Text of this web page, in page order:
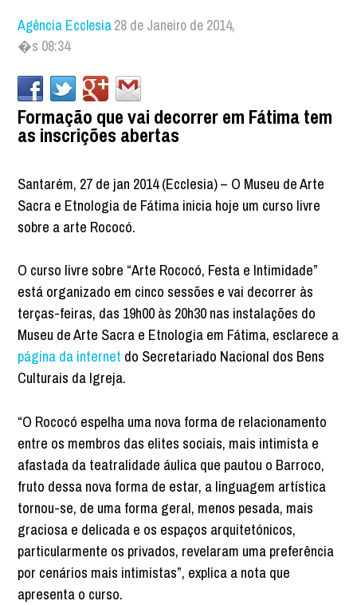
Agência Ecclesia28 de Janeiro de 2014,
�s 08:34
Formação que vai decorrer em Fátima tem
as inscrições abertas
Santarém, 27 de jan 2014 (Ecclesia) – O Museu de Arte
Sacra e Etnologia de Fátima inicia hoje um curso livre
sobre a arte Rococó.
O curso livre sobre “Arte Rococó, Festa e Intimidade”
está organizado em cinco sessões e vai decorrer às
terças-feiras, das 19h00 às 20h30 nas instalações do
Museu de Arte Sacra e Etnologia em Fátima, esclarece a
página da internet do Secretariado Nacional dos Bens
Culturais da Igreja.
“O Rococó espelha uma nova forma de relacionamento
entre os membros das elites sociais, mais intimista e
afastada da teatralidade áulica que pautou o Barroco,
fruto dessa nova forma de estar, a linguagem artística
tornou-se, de uma forma geral, menos pesada, mais
graciosa e delicada e os espaços arquitetónicos,
particularmente os privados, revelaram uma preferência
por cenários mais intimistas”, explica a nota que
apresenta o curso.